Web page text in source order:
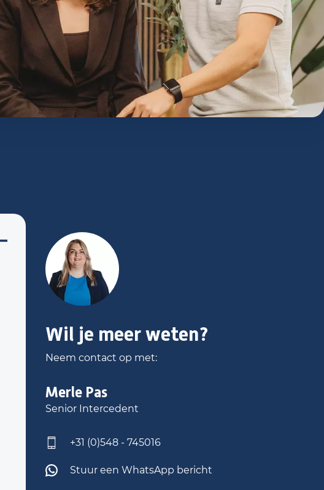
Wil je meer weten?
Neem contact op met:
Merle Pas
Senior Intercedent
+31 (0)548 - 745016
Stuur een WhatsApp bericht